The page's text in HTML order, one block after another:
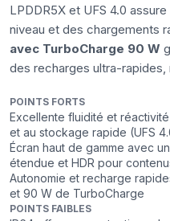
LPDDR5X et UFS 4.0
niveau et des chargements
avec TurboCharge 90 W
des recharges ultra-rapides,
POINTS FORTS
Excellente fluidité et
et au stockage rapide (UFS
Écran haut de gamme avec
étendue et HDR pour
Autonomie et recharge
et 90 W de TurboCharge
POINTS FAIBLES